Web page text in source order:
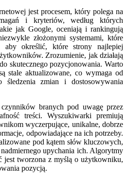
jest procesem, który polega na
i kryteriów, według których
jak Google, oceniają i rankingują
złożonymi systemami, które
aby określić, które strony najlepiej
Zrozumienie, jak działają
skutecznego pozycjonowania. Warto
stale aktualizowane, co wymaga od
śledzenia zmian i dostosowywania
branych pod uwagę przez
treści. Wyszukiwarki premiują
wyczerpujące, unikalne, dobrze
odpowiadające na ich potrzeby.
pod kątem słów kluczowych,
upychania ich. Algorytmy
jest tworzona z myślą o użytkowniku,
pozycją.